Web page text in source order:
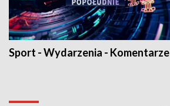
Sport - Wydarzenia - Komentarze